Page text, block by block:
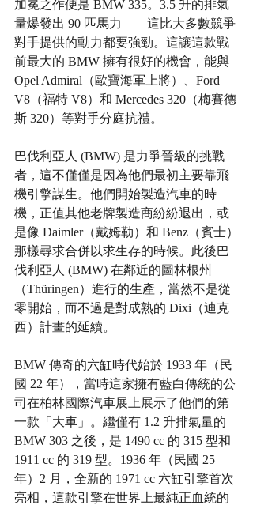
加冕之作便是 BMW 335。3.5 升的排氣
量爆發出 90 匹馬力——這比大多數競爭
對手提供的動力都要強勁。這讓這款戰
前最大的 BMW 擁有很好的機會，能與
Opel Admiral（歐寶海軍上將）、Ford
V8（福特 V8）和 Mercedes 320（梅賽德
斯 320）等對手分庭抗禮。
巴伐利亞人 (BMW) 是力爭晉級的挑戰
者，這不僅僅是因為他們最初主要靠飛
機引擎謀生。他們開始製造汽車的時
機，正值其他老牌製造商紛紛退出，或
是像 Daimler（戴姆勒）和 Benz（賓士）
那樣尋求合併以求生存的時候。此後巴
伐利亞人 (BMW) 在鄰近的圖林根州
（Thüringen）進行的生產，當然不是從
零開始，而不過是對成熟的 Dixi（迪克
西）計畫的延續。
BMW 傳奇的六缸時代始於 1933 年（民
國 22 年），當時這家擁有藍白傳統的公
司在柏林國際汽車展上展示了他們的第
一款「大車」。繼僅有 1.2 升排氣量的
BMW 303 之後，是 1490 cc 的 315 型和
1911 cc 的 319 型。1936 年（民國 25
年）2 月，全新的 1971 cc 六缸引擎首次
亮相，這款引擎在世界上最純正血統的